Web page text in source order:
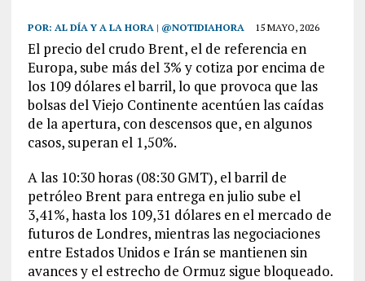
POR: AL DÍA Y A LA HORA | @NOTIDIAHORA 15 MAYO, 2026
El precio del crudo Brent, el de referencia en
Europa, sube más del 3% y cotiza por encima de
los 109 dólares el barril, lo que provoca que las
bolsas del Viejo Continente acentúen las caídas
de la apertura, con descensos que, en algunos
casos, superan el 1,50%.
A las 10:30 horas (08:30 GMT), el barril de
petróleo Brent para entrega en julio sube el
3,41%, hasta los 109,31 dólares en el mercado de
futuros de Londres, mientras las negociaciones
entre Estados Unidos e Irán se mantienen sin
avances y el estrecho de Ormuz sigue bloqueado.